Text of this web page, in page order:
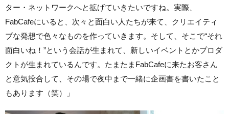
ター・ ネットワークへと拡げていきたいですね。実際、
FabCafeにいると、次々と面白い人たちが来て、クリエイティ
ブな発想で色々なものを作っていきます。そして、そこで“それ
面白いね！”という会話が生まれて、新しいイベントとかプロダ
クトが生まれているんです。たまたまFabCafeに来たお客さん
と意気投合して、その場で夜中まで一緒に企画書を書いたこと
もあります（笑）」